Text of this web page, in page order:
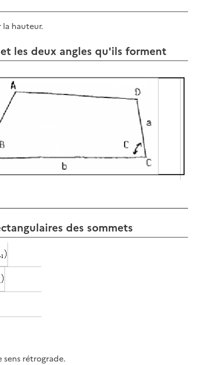
hauteur.
les deux angles qu'ils forment
des sommets
rétrograde.